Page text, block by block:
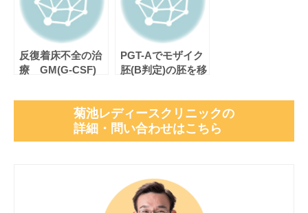
反復着床不全の治
療 GM(G-CSF)
塩水
PGT-Aでモザイク
胚(B判定)の胚を移
菊池レディースクリニックの
詳細・問い合わせはこちら